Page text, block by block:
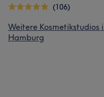
(106)
Weitere Kosmetikstudios
Hamburg